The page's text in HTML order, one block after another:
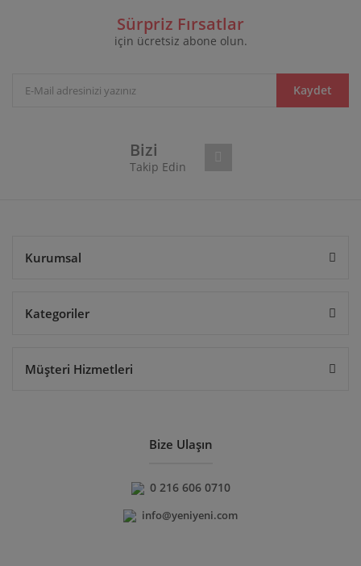
Yorum Yaz
Ürün resmi kalitesiz, bozuk veya görüntülenemiyor.
Ürün bilgilerinde hatalar bulunuyor.
Sürpriz Fırsatlar
için ücretsiz abone olun.
Kaydet
Bizi
Takip Edin
Kurumsal
Kategoriler
Müşteri Hizmetleri
Bize Ulaşın
0 216 606 0710
info@yeniyeni.com